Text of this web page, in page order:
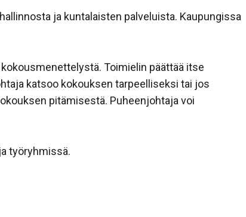
ja kuntalaisten palveluista. Kaupungissa
Toimielin päättää itse
katsoo kokouksen tarpeelliseksi tai jos
pitämisestä. Puheenjohtaja voi
työryhmissä.